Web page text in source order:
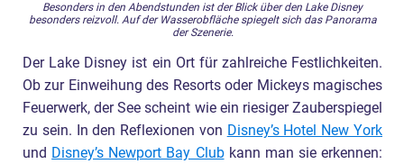
Besonders in den Abendstunden ist der Blick über den Lake Disney
besonders reizvoll. Auf der Wasserobfläche spiegelt sich das Panorama
der Szenerie.
Der Lake Disney ist ein Ort für zahlreiche Festlichkeiten.
Ob zur Einweihung des Resorts oder Mickeys magisches
Feuerwerk, der See scheint wie ein riesiger Zauberspiegel
zu sein. In den Reflexionen von Disney’s Hotel New York
und Disney’s Newport Bay Clubkann man sie erkennen: